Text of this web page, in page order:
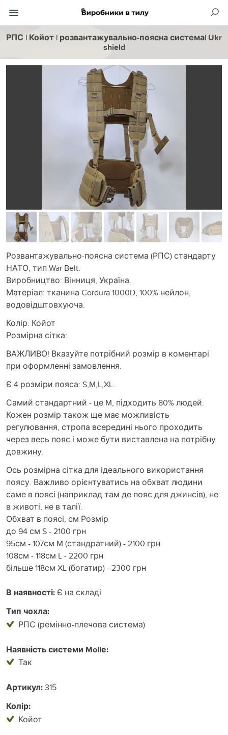
РПС | Койот | розвантажувально-поясна система| Ukr
shield
Розвантажувально-поясна система (РПС) стандарту
НАТО, тип War Belt.
Виробництво: Вінниця, Україна.
Матеріал: тканина Cordura 1000D, 100% нейлон,
водовідштовхуюча.
Колір: Койот
Розмірна сітка:
ВАЖЛИВО! Вказуйте потрібний розмір в коментарі
при оформленні замовлення.
Є 4 розміри пояса: S,M,L,XL.
Самий стандартний - це M, підходить 80% людей.
Кожен розмір також ще має можливість
регулювання, стропа всередині нього проходить
через весь пояс і може бути виставлена на потрібну
довжину.
Ось розмірна сітка для ідеального використання
поясу. Важливо орієнтуватись на обхват людини
саме в поясі (наприклад там де пояс для джинсів), не
в животі, не в талії.
Обхват в поясі, см Розмір
до 94 см S - 2100 грн
95см - 107см M (стандратний) - 2100 грн
108см - 118см L - 2200 грн
більше 118см XL (богатир) - 2300 грн
В наявності: Є на складі
Тип чохла:
РПС (ремінно-плечова система)
Наявність системи Mollе:
Так
Артикул:315
Колір:
Койот